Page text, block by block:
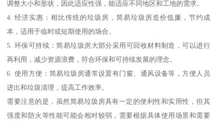
调整大小和形状，因此适应性强，能适应不同地区和工地的需求。
4. 经济实惠：相比传统的垃圾房，简易垃圾房造价低廉，节约成
本，适用于临时或短期使用的场合。
5. 环保可持续：简易垃圾房大部分采用可回收材料制造，可以进行
再利用，减少资源浪费，符合环保和可持续发展的理念。
6. 使用方便：简易垃圾房通常设置有门窗、通风设备等，方便人员
进出和垃圾清理，提高工作效率。
需要注意的是，虽然简易垃圾房具有一定的便利性和实用性，但其
强度和防火等性能可能会相对较弱，需要根据具体使用场景和需要